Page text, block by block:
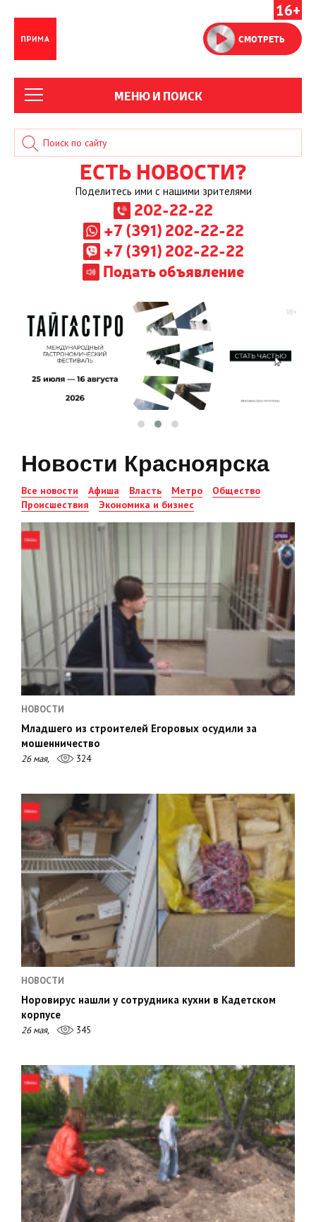
16+
СМОТРЕТЬ
МЕНЮ И ПОИСК
ЕСТЬ НОВОСТИ?
Поделитесь ими с нашими зрителями
202-22-22
+7 (391) 202-22-22
+7 (391) 202-22-22
Подать объявление
Новости Красноярска
Все новости Афиша Власть Метро
Общество
Происшествия
Экономика и бизнес
НОВОСТИ
Младшего из строителей Егоровых осудили за
мошенничество
26 мая, 324
НОВОСТИ
Норовирус нашли у сотрудника кухни в Кадетском
корпусе
26 мая, 345